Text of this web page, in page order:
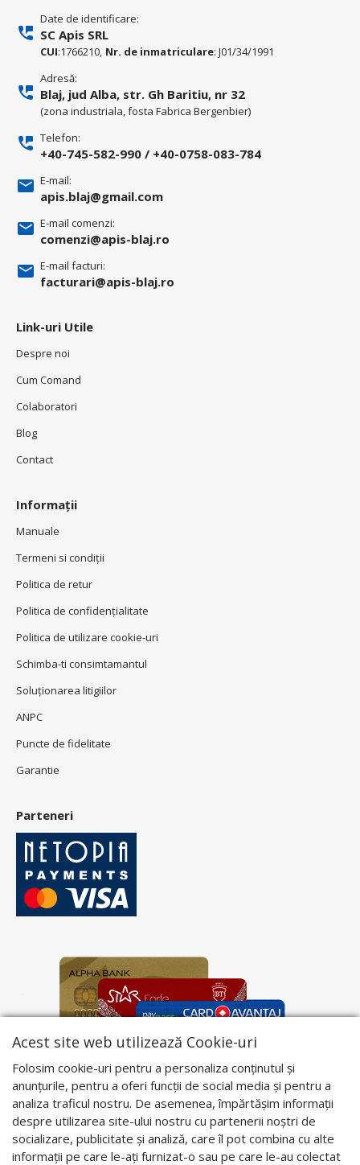
Date de identificare:
SC Apis SRL
CUI:1766210, Nr. de inmatriculare: J01/34/1991
Adresă:
Blaj, jud Alba, str. Gh Baritiu, nr 32
(zona industriala, fosta Fabrica Bergenbier)
Telefon:
+40-745-582-990 / +40-0758-083-784
E-mail:
apis.blaj@gmail.com
E-mail comenzi:
comenzi@apis-blaj.ro
E-mail facturi:
facturari@apis-blaj.ro
Link-uri Utile
Despre noi
Cum Comand
Colaboratori
Blog
Contact
Informații
Manuale
Termeni si condiţii
Politica de retur
Politica de confidenţialitate
Politica de utilizare cookie-uri
Schimba-ti consimtamantul
Soluționarea litigiilor
ANPC
Puncte de fidelitate
Garantie
Parteneri
Acest site web utilizează Cookie-uri
Folosim cookie-uri pentru a personaliza conținutul și
anunțurile, pentru a oferi funcții de social media și pentru a
analiza traficul nostru. De asemenea, împărtășim informații
despre utilizarea site-ului nostru cu partenerii noștri de
socializare, publicitate și analiză, care îl pot combina cu alte
informații pe care le-ați furnizat-o sau pe care le-au colectat